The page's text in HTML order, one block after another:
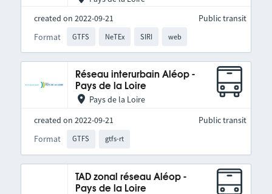
created on 2022-09-21
Format
GTFS NeTEx SIRI web
Public transit
Réseau interurbain Aléop -
Pays de la Loire
Pays de la Loire
created on 2022-09-21
Format
GTFS gtfs-rt
Public transit
TAD zonal réseau Aléop -
Pays de la Loire